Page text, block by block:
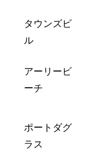
タウンズビ
ル
アーリービ
ーチ
ポートダグ
ラス